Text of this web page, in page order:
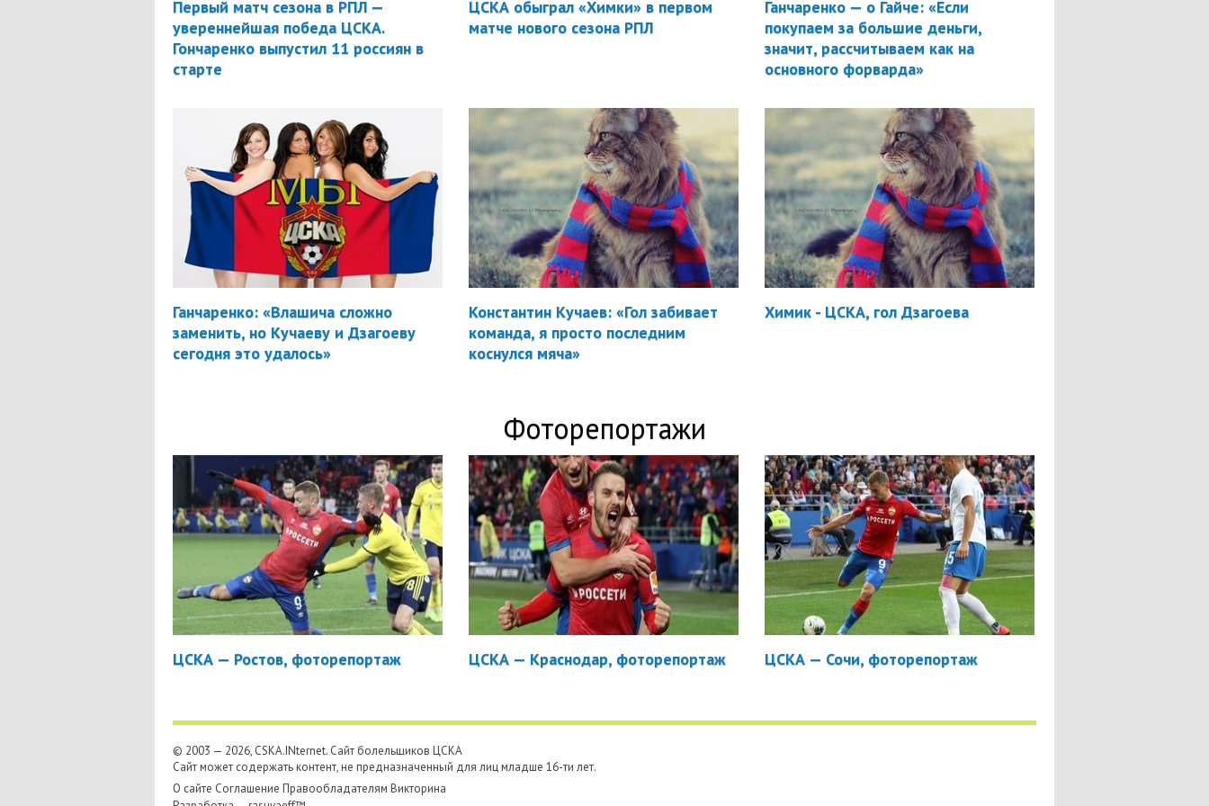
Первый матч сезона в РПЛ —
увереннейшая победа ЦСКА.
Гончаренко выпустил 11 россиян в
старте
ЦСКА обыграл «Химки» в первом
матче нового сезона РПЛ
Ганчаренко — о Гайче: «Если
покупаем за большие деньги,
значит, рассчитываем как на
основного форварда»
Ганчаренко: «Влашича сложно
заменить, но Кучаеву и Дзагоеву
сегодня это удалось»
Константин Кучаев: «Гол забивает
команда, я просто последним
коснулся мяча»
Химик - ЦСКА, гол Дзагоева
Фоторепортажи
ЦСКА — Ростов, фоторепортаж ЦСКА — Краснодар, фоторепортаж ЦСКА — Сочи, фоторепортаж
© 2003 — 2026, CSKA.INternet. Cайт болельщиков ЦСКА
Сайт может содержать контент, не предназначенный для лиц младше 16-ти лет.
О сайте Соглашение Правообладателям Викторина